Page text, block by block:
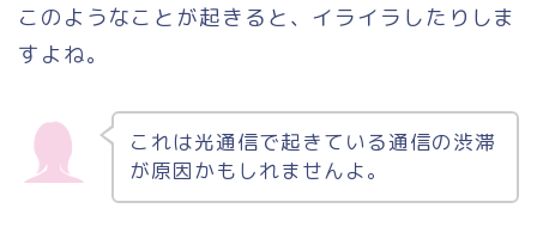
このようなことが起きると、イライラしたりしま
すよね。
これは光通信で起きている通信の渋滞
が原因かもしれませんよ。